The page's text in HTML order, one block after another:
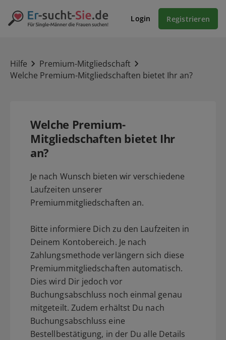
Login Registrieren
Hilfe
Premium-Mitgliedschaft
Welche Premium-Mitgliedschaften bietet Ihr an?
Welche Premium-
Mitgliedschaften bietet Ihr
an?
Je nach Wunsch bieten wir verschiedene
Laufzeiten unserer
Premiummitgliedschaften an.
Bitte informiere Dich zu den Laufzeiten in
Deinem Kontobereich. Je nach
Zahlungsmethode verlängern sich diese
Premiummitgliedschaften automatisch.
Dies wird Dir jedoch vor
Buchungsabschluss noch einmal genau
mitgeteilt. Zudem erhältst Du nach
Buchungsabschluss eine
Bestellbestätigung, in der Du alle Details